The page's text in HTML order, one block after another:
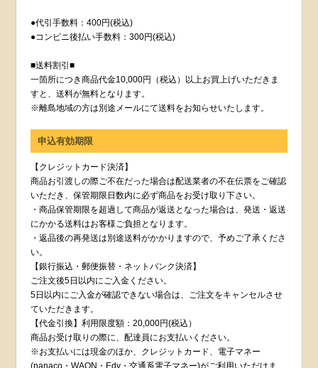
●代引手数料：400円(税込)
●コンビニ後払い手数料：300円(税込)
■送料割引■
一箇所につき商品代金10,000円（税込）以上お買上げいただきま
すと、送料が無料となります。
※離島地域の方は別途メールにて送料をお知らせいたします。
申込有効期限
【クレジットカード決済】
商品お引渡しの際ご不在だった場合は配送業者の不在伝票をご確認
いただき、保管期限日数内に必ず商品をお受け取り下さい。
・商品保管期限を超過して商品が返送となった場合は、発送・返送
にかかる送料はお客様ご負担となります。
・返品後の再発送は別途送料がかかりますので、予めご了承くださ
い。
【銀行振込・郵便振替・ネットバンク決済】
ご注文後5日以内にご入金ください。
5日以内にご入金が確認できない場合は、ご注文をキャンセルさせ
ていただきます。
【代金引換】利用限度額：20,000円(税込）
商品お受け取りの際に、配達員にお支払いください。
※お支払いには現金のほか、クレジットカード、電子マネー
(nanaco・WAON・Edy・交通系電子マネー)がご利用いただけま